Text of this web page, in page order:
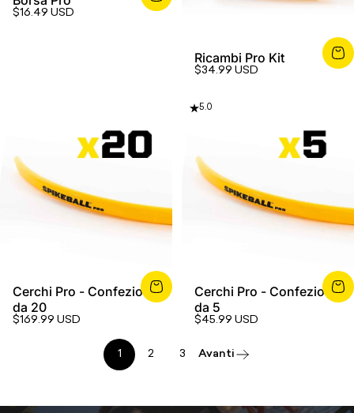
$16.49 USD
Ricambi Pro Kit
$34.99 USD
Cerchi Pro - Confezione
da 20
$169.99 USD
5.0
Cerchi Pro - Confezione
da 5
$45.99 USD
1 2 3 Avanti